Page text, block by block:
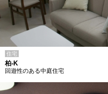
住宅
柏-K
回遊性のある中庭住宅